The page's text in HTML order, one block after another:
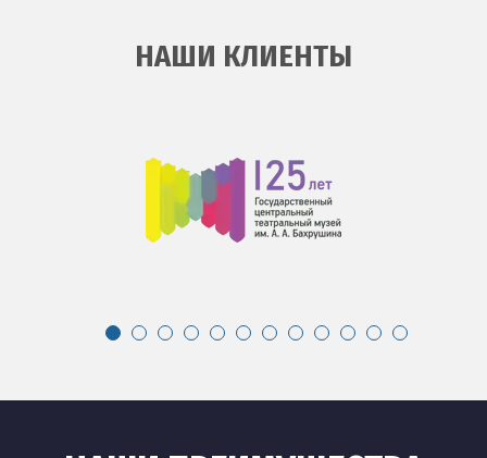
НАШИ КЛИЕНТЫ